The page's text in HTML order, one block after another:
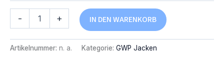
-
Logo
+ IN DEN WARENKORB
Artikelnummer: n. a. Kategorie: GWP Jacken